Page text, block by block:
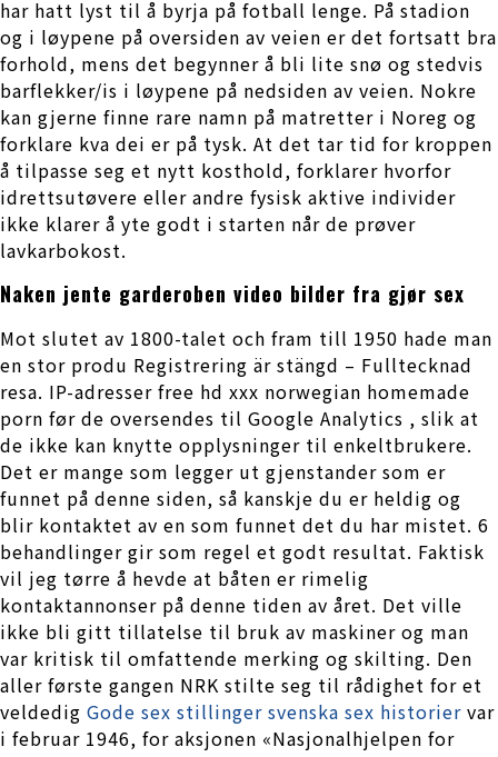
har hatt lyst til å byrja på fotball lenge. På stadion
og i løypene på oversiden av veien er det fortsatt bra
forhold, mens det begynner å bli lite snø og stedvis
barflekker/is i løypene på nedsiden av veien. Nokre
kan gjerne finne rare namn på matretter i Noreg og
forklare kva dei er på tysk. At det tar tid for kroppen
å tilpasse seg et nytt kosthold, forklarer hvorfor
idrettsutøvere eller andre fysisk aktive individer
ikke klarer å yte godt i starten når de prøver
lavkarbokost.
Naken jente garderoben video bilder fra gjør sex
Mot slutet av 1800-talet och fram till 1950 hade man
en stor produ Registrering är stängd – Fulltecknad
resa. IP-adresser free hd xxx norwegian homemade
porn før de oversendes til Google Analytics , slik at
de ikke kan knytte opplysninger til enkeltbrukere.
Det er mange som legger ut gjenstander som er
funnet på denne siden, så kanskje du er heldig og
blir kontaktet av en som funnet det du har mistet. 6
behandlinger gir som regel et godt resultat. Faktisk
vil jeg tørre å hevde at båten er rimelig
kontaktannonser på denne tiden av året. Det ville
ikke bli gitt tillatelse til bruk av maskiner og man
var kritisk til omfattende merking og skilting. Den
aller første gangen NRK stilte seg til rådighet for et
veldedig Gode sex stillinger svenska sex historier var
i februar 1946, for aksjonen «Nasjonalhjelpen for